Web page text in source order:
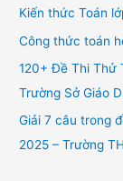
f
o
Kiến thức Toán
Công thức toán
120+ Đề Thi Thử
Trường Sở Giáo
Giải 7 câu trong
2025 – Trường